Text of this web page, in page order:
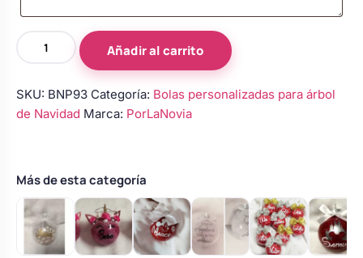
personalizada
de
Modelo
17
cantidad
Añadir al carrito
SKU: BNP93 Categoría: Bolas personalizadas para árbol
de Navidad Marca: PorLaNovia
Más de esta categoría